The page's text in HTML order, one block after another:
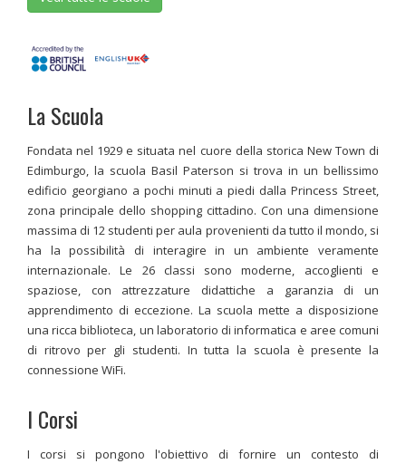
La Scuola
Fondata nel 1929 e situata nel cuore della storica New Town di
Edimburgo, la scuola Basil Paterson si trova in un bellissimo
edificio georgiano a pochi minuti a piedi dalla Princess Street,
zona principale dello shopping cittadino. Con una dimensione
massima di 12 studenti per aula provenienti da tutto il mondo, si
ha la possibilità di interagire in un ambiente veramente
internazionale. Le 26 classi sono moderne, accoglienti e
spaziose, con attrezzature didattiche a garanzia di un
apprendimento di eccezione. La scuola mette a disposizione
una ricca biblioteca, un laboratorio di informatica e aree comuni
di ritrovo per gli studenti. In tutta la scuola è presente la
connessione WiFi.
I Corsi
I corsi si pongono l'obiettivo di fornire un contesto di